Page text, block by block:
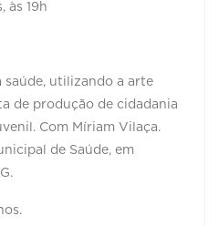
às 19h
saúde, utilizando a arte
de produção de cidadania
Com Míriam Vilaça.
de Saúde, em